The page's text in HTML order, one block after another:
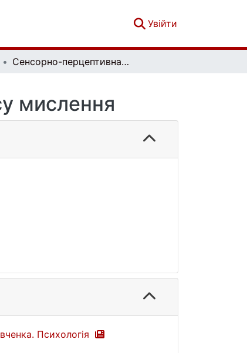
Увійти
Сенсорно-перцептивна регуляція процесу мислення
мислення
Психологія